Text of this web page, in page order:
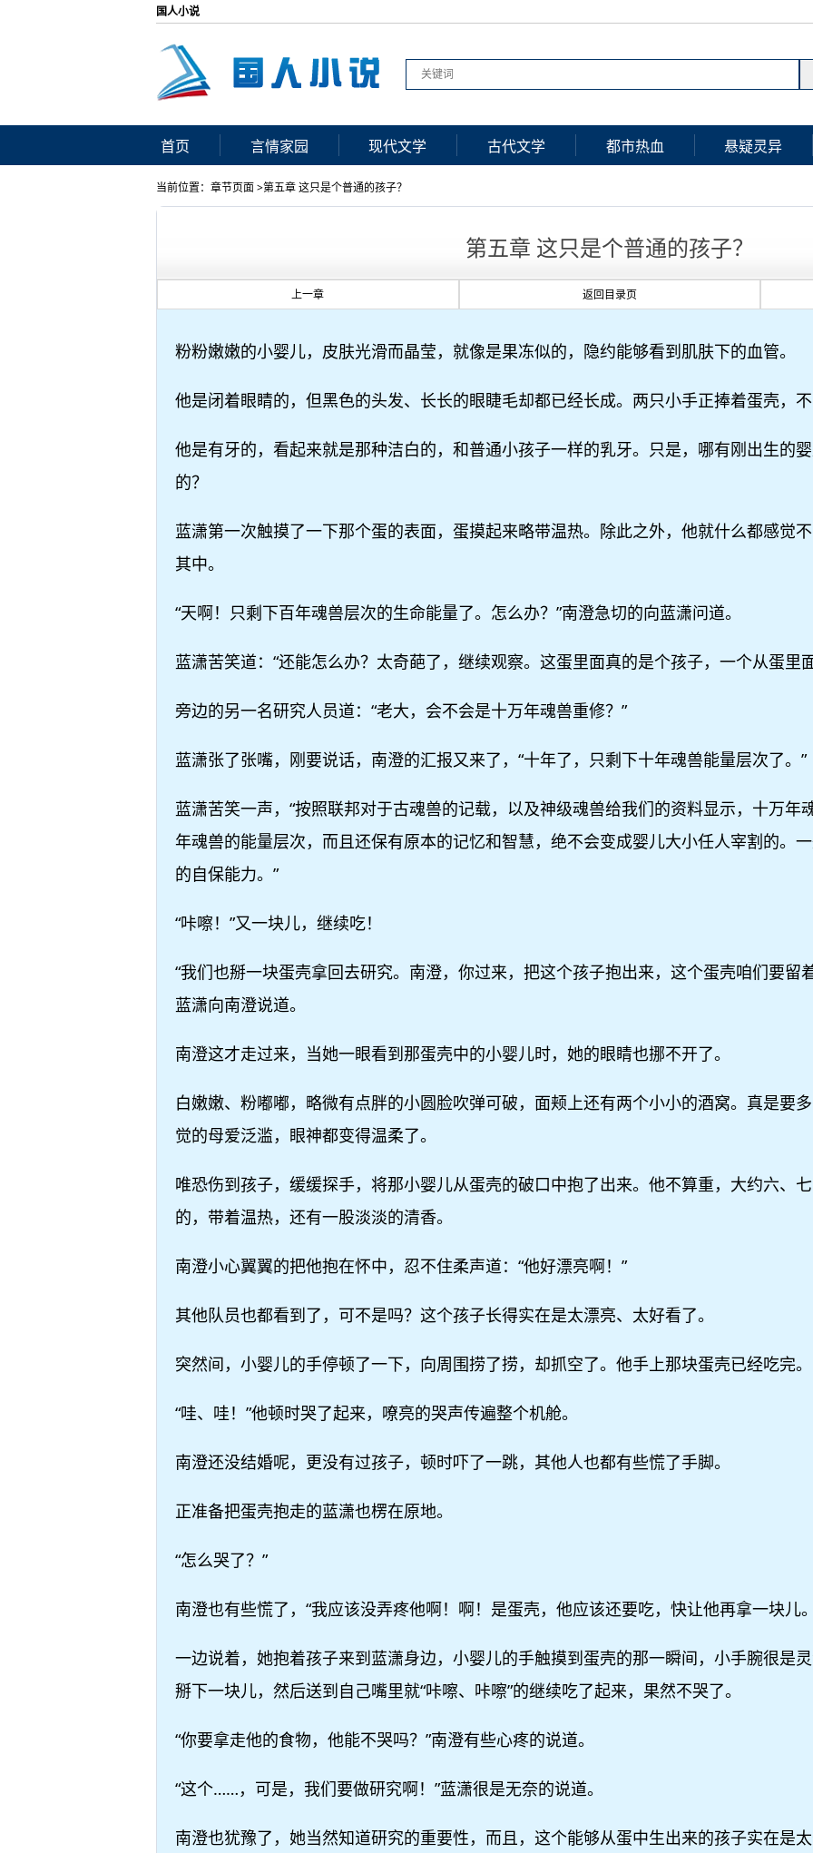
国人小说
首页 言情家园 现代文学 古代文学 都市热血 悬疑灵异
当前位置：章节页面 >第五章 这只是个普通的孩子？
第五章 这只是个普通的孩子？
上一章 返回目录页
粉粉嫩嫩的小婴儿，皮肤光滑而晶莹，就像是果冻似的，隐约能够看到肌肤下的血管。
他是闭着眼睛的，但黑色的头发、长长的眼睫毛却都已经长成。两只小手正捧着蛋壳，
他是有牙的，看起来就是那种洁白的，和普通小孩子一样的乳牙。只是，哪有刚出生的
的？
蓝潇第一次触摸了一下那个蛋的表面，蛋摸起来略带温热。除此之外，他就什么都感觉
其中。
“天啊！只剩下百年魂兽层次的生命能量了。怎么办？”南澄急切的向蓝潇问道。
蓝潇苦笑道：“还能怎么办？太奇葩了，继续观察。这蛋里面真的是个孩子，一个从蛋里
旁边的另一名研究人员道：“老大，会不会是十万年魂兽重修？”
蓝潇张了张嘴，刚要说话，南澄的汇报又来了，“十年了，只剩下十年魂兽能量层次了。”
蓝潇苦笑一声，“按照联邦对于古魂兽的记载，以及神级魂兽给我们的资料显示，十万年
年魂兽的能量层次，而且还保有原本的记忆和智慧，绝不会变成婴儿大小任人宰割的。
的自保能力。”
“咔嚓！”又一块儿，继续吃！
“我们也掰一块蛋壳拿回去研究。南澄，你过来，把这个孩子抱出来，这个蛋壳咱们要留
蓝潇向南澄说道。
南澄这才走过来，当她一眼看到那蛋壳中的小婴儿时，她的眼睛也挪不开了。
白嫩嫩、粉嘟嘟，略微有点胖的小圆脸吹弹可破，面颊上还有两个小小的酒窝。真是要
觉的母爱泛滥，眼神都变得温柔了。
唯恐伤到孩子，缓缓探手，将那小婴儿从蛋壳的破口中抱了出来。他不算重，大约六、
的，带着温热，还有一股淡淡的清香。
南澄小心翼翼的把他抱在怀中，忍不住柔声道：“他好漂亮啊！”
其他队员也都看到了，可不是吗？这个孩子长得实在是太漂亮、太好看了。
突然间，小婴儿的手停顿了一下，向周围捞了捞，却抓空了。他手上那块蛋壳已经吃完。
“哇、哇！”他顿时哭了起来，嘹亮的哭声传遍整个机舱。
南澄还没结婚呢，更没有过孩子，顿时吓了一跳，其他人也都有些慌了手脚。
正准备把蛋壳抱走的蓝潇也楞在原地。
“怎么哭了？”
南澄也有些慌了，“我应该没弄疼他啊！啊！是蛋壳，他应该还要吃，快让他再拿一块儿
一边说着，她抱着孩子来到蓝潇身边，小婴儿的手触摸到蛋壳的那一瞬间，小手腕很是
掰下一块儿，然后送到自己嘴里就“咔嚓、咔嚓”的继续吃了起来，果然不哭了。
“你要拿走他的食物，他能不哭吗？”南澄有些心疼的说道。
“这个……，可是，我们要做研究啊！”蓝潇很是无奈的说道。
南澄也犹豫了，她当然知道研究的重要性，而且，这个能够从蛋中生出来的孩子实在是